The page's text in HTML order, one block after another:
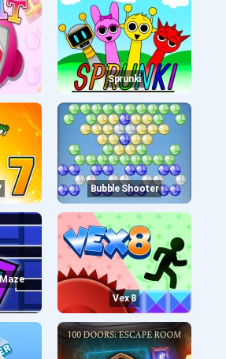
Sprunki
Bubble Shooter
Vex 8